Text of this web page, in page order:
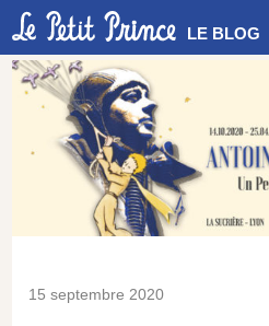
LE BLOG
15 septembre 2020